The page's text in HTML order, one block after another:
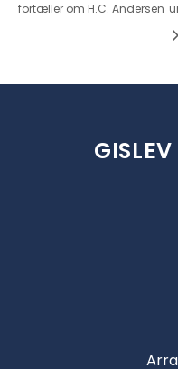
fortæller om H.C. Andersen